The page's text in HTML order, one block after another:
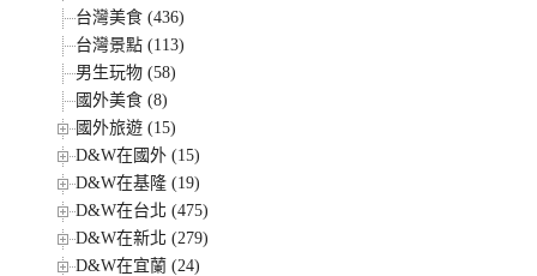
台灣美食 (436)
台灣景點 (113)
男生玩物 (58)
國外美食 (8)
國外旅遊 (15)
D&W在國外 (15)
D&W在基隆 (19)
D&W在台北 (475)
D&W在新北 (279)
D&W在宜蘭 (24)